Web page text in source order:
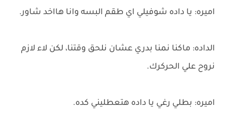
اميره: يا داده شوفيلي اي طقم البسه وانا هااخد شاور.
الداده: ماكنا نمنا بدري عشان نلحق وقتنا، لكن لاء لازم
نروح علي الحركرك.
اميره: بطلي رغي يا داده هتعطليني كده.